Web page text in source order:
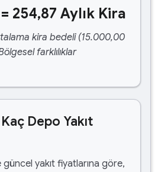
254,87 Aylık Kira
kira bedeli (15.000,00
farklılıklar
Depo Yakıt
güncel yakıt fiyatlarına göre,